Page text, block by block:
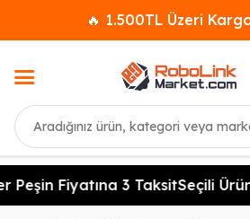
🔥 1.500TL Üzeri
Ara
Peşin Fiyatına 3 TaksitSeçili